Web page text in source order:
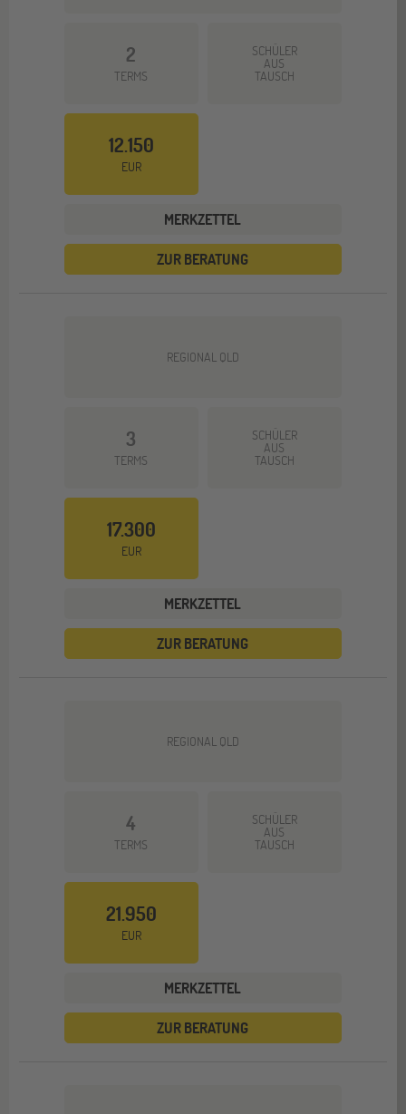
2
TERMS
SCHÜLER
AUS
TAUSCH
12.150
EUR
MERKZETTEL
ZUR BERATUNG
REGIONAL QLD
3
TERMS
SCHÜLER
AUS
TAUSCH
17.300
EUR
MERKZETTEL
ZUR BERATUNG
REGIONAL QLD
4
TERMS
SCHÜLER
AUS
TAUSCH
21.950
EUR
MERKZETTEL
ZUR BERATUNG